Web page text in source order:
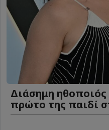
Διάσημη
πρώτο της παιδί